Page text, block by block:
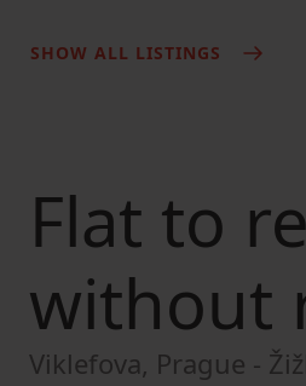
SHOW ALL LISTINGS
Flat to
without
Viklefova, Prague -